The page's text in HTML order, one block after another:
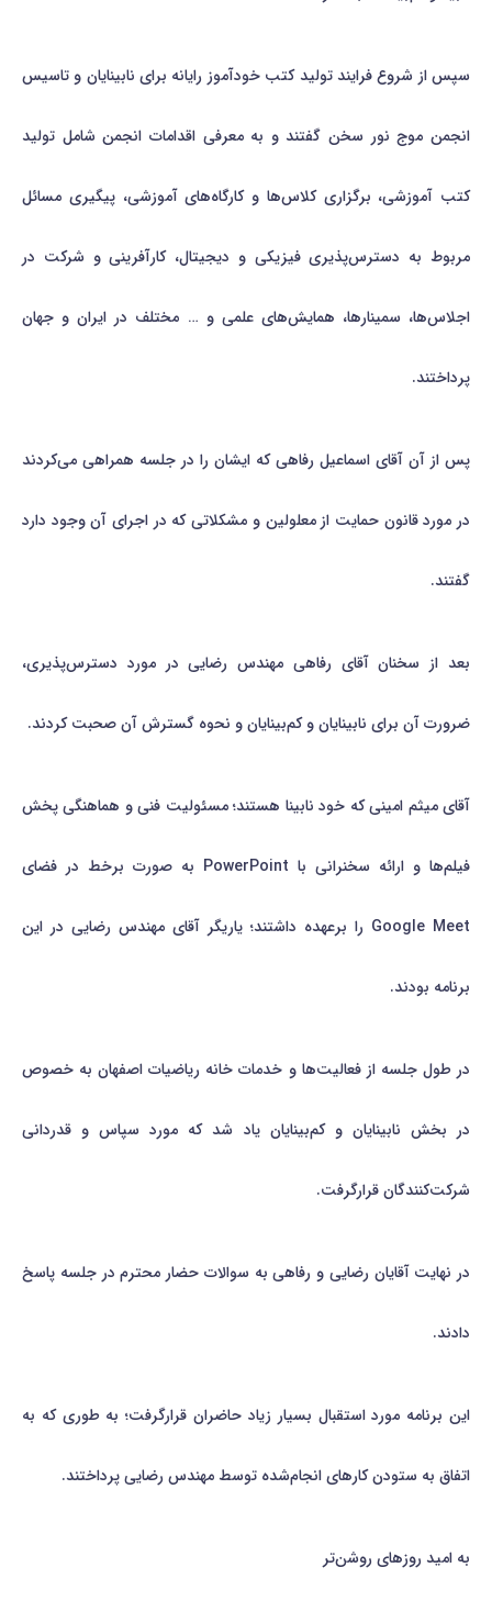
سپس از شروع فرایند تولید کتب خودآموز رایانه برای نابینایان و تاسیس
انجمن موج نور سخن گفتند و به معرفی اقدامات انجمن شامل تولید
کتب آموزشی، برگزاری کلاس‌ها و کارگاه‌های آموزشی، پیگیری مسائل
مربوط به دسترس‌پذیری فیزیکی و دیجیتال، کارآفرینی و شرکت در
اجلاس‌ها، سمینارها، همایش‌های علمی و … مختلف در ایران و جهان
پرداختند.
پس از آن آقای اسماعیل رفاهی که ایشان را در جلسه همراهی می‌کردند
در مورد قانون حمایت از معلولین و مشکلاتی که در اجرای آن وجود دارد
گفتند.
بعد از سخنان آقای رفاهی مهندس رضایی در مورد دسترس‌پذیری،
ضرورت آن برای نابینایان و کم‌بینایان و نحوه گسترش آن صحبت کردند.
آقای میثم امینی که خود نابینا هستند؛ مسئولیت فنی و هماهنگی پخش
فیلم‌ها و ارائه سخنرانی با PowerPoint به صورت برخط در فضای
Google Meet را برعهده داشتند؛ یاریگر آقای مهندس رضایی در این
برنامه بودند.
در طول جلسه از فعالیت‌ها و خدمات خانه ریاضیات اصفهان به خصوص
در بخش نابینایان و کم‌بینایان یاد شد که مورد سپاس و قدردانی
شرکت‌کنندگان قرارگرفت.
در نهایت آقایان رضایی و رفاهی به سوالات حضار محترم در جلسه پاسخ
دادند.
این برنامه مورد استقبال بسیار زیاد حاضران قرارگرفت؛ به طوری که به
اتفاق به ستودن کارهای انجام‌شده توسط مهندس رضایی پرداختند.
به امید روزهای روشن‌تر